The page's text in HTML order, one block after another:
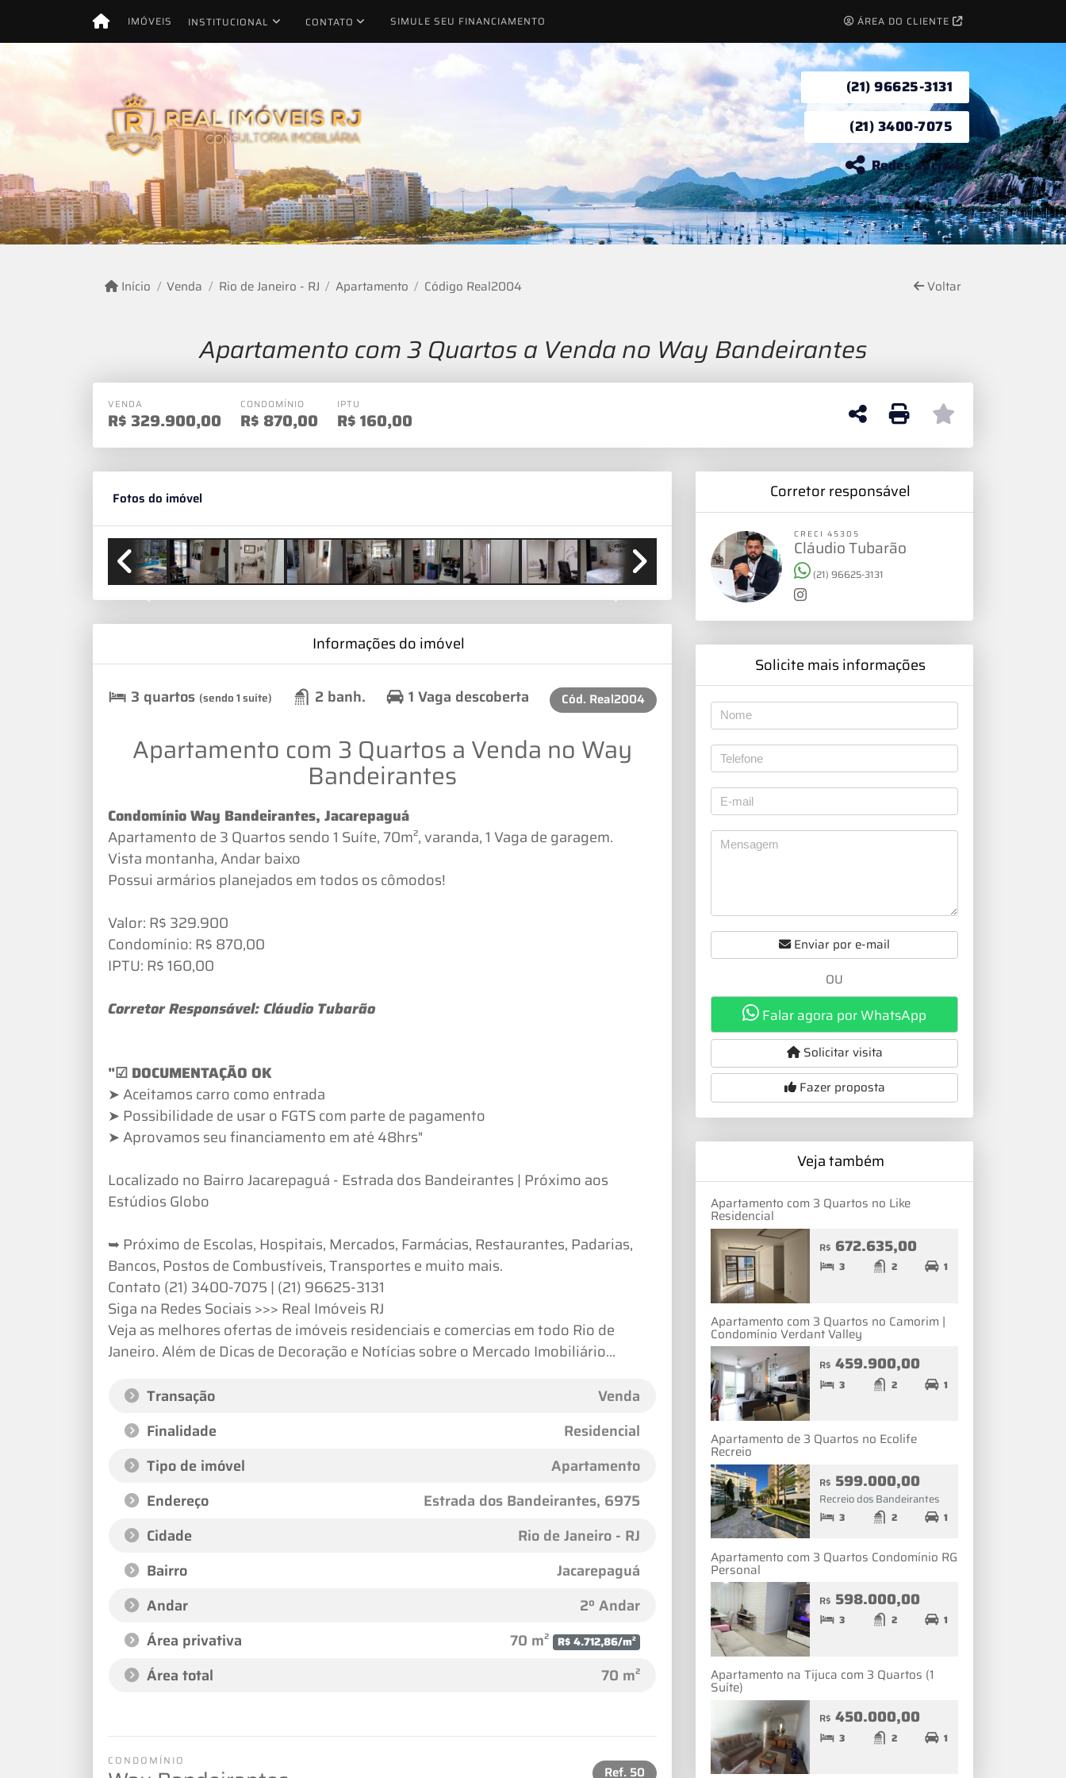
IMÓVEIS INSTITUCIONAL CONTATO SIMULE SEU FINANCIAMENTO ÁREA DO CLIENTE
(21) 96625-3131
(21) 3400-7075
Redes sociais
Início Venda Rio de Janeiro - RJ Apartamento Código Real2004 Voltar
Apartamento com 3 Quartos a Venda no Way Bandeirantes
VENDA
R$ 329.900,00
CONDOMÍNIO
R$ 870,00
IPTU
R$160,00
Fotos do imóvel
Previous Next
Informações do imóvel
3 quartos (sendo 1 suíte) 2 banh. 1 Vaga descoberta Cód. Real2004
Apartamento com 3 Quartos a Venda no Way
Bandeirantes
Condomínio Way Bandeirantes, Jacarepaguá
Apartamento de 3 Quartos sendo 1 Suíte, 70m², varanda, 1 Vaga de garagem.
Vista montanha, Andar baixo
Possui armários planejados em todos os cômodos!
Valor: R$ 329.900
Condomínio: R$ 870,00
IPTU: R$ 160,00
Corretor Responsável: Cláudio Tubarão
"☑ DOCUMENTAÇÃO OK
➤ Aceitamos carro como entrada
➤ Possibilidade de usar o FGTS com parte de pagamento
➤ Aprovamos seu financiamento em até 48hrs"
Localizado no Bairro Jacarepaguá - Estrada dos Bandeirantes | Próximo aos
Estúdios Globo
➥ Próximo de Escolas, Hospitais, Mercados, Farmácias, Restaurantes, Padarias,
Bancos, Postos de Combustíveis, Transportes e muito mais.
Contato (21) 3400-7075 | (21) 96625-3131
Siga na Redes Sociais >>> Real Imóveis RJ
Veja as melhores ofertas de imóveis residenciais e comercias em todo Rio de
Janeiro. Além de Dicas de Decoração e Notícias sobre o Mercado Imobiliário...
Transação
Venda
Finalidade
Residencial
Tipo de imóvel
Apartamento
Endereço
Estrada dos Bandeirantes, 6975
Cidade
Rio de Janeiro - RJ
Bairro
Jacarepaguá
Andar
2º Andar
Área privativa
70 m² R$ 4.712,86/m²
Área total 70 m²
CONDOMÍNIO
Ref. 50
Corretor responsável
CRECI 45305
Cláudio Tubarão
(21) 96625-3131
Solicite mais informações
Enviar por e-mail
OU
Falar agora por WhatsApp
Solicitar visita
Fazer proposta
Veja também
Apartamento com 3 Quartos no Like
Residencial
R$ 672.635,00
3 2 1
Apartamento com 3 Quartos no Camorim |
Condomínio Verdant Valley
R$ 459.900,00
3 2 1
Apartamento de 3 Quartos no Ecolife
Recreio
R$ 599.000,00
Recreio dos Bandeirantes
3 2 1
Apartamento com 3 Quartos Condomínio RG
Personal
R$ 598.000,00
3 2 1
Apartamento na Tijuca com 3 Quartos (1
Suíte)
R$ 450.000,00
3 2 1